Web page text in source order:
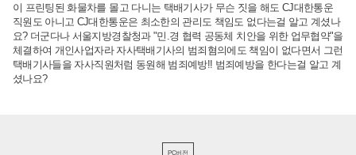
이 프린팅된 화물차를 몰고 다니는 택배기사가 무슨 짓을 해도 CJ대한통운
직원도 아니고 CJ대한통운은 최소한의 관리도 책임도 없다는걸 알고 계셨나
요? 더군다나 서울지방경찰청과 "민.경 협력 공동체 치안을 위한 업무협약"을
체결하여 개인사업자라 자사택배기사의 범죄혐의에도 책임이 없다면서 그런
택배기사들을 자사직원처럼 동원해 범죄예방!! 범죄예방을 한다는걸 알고 계
셨나요?
PC버전